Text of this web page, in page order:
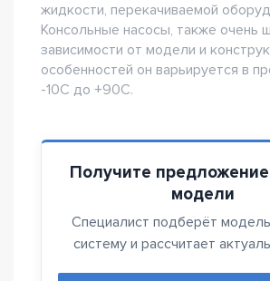
жидкости, перекачиваемой
Консольные насосы, также очень
зависимости от модели и
особенностей он варьируется в
-10C до +90С.
Получите
модели
Специалист подберёт
систему и рассчитает